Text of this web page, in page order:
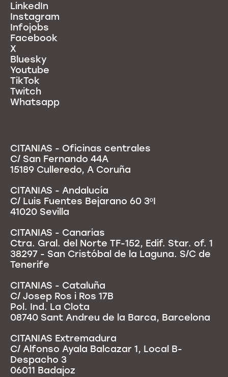
LinkedIn
Instagram
Infojobs
Facebook
X
Bluesky
Youtube
TikTok
Twitch
Whatsapp
CITANIAS - Oficinas centrales
C/ San Fernando 44A
15189 Culleredo, A Coruña
CITANIAS - Andalucía
C/ Luis Fuentes Bejarano 60 3ºI
41020 Sevilla
CITANIAS - Canarias
Ctra. Gral. del Norte TF-152, Edif. Star. of. 1
38297 - San Cristóbal de la Laguna. S/C de
Tenerife
CITANIAS - Cataluña
C/ Josep Ros i Ros 17B
Pol. Ind. La Clota
08740 Sant Andreu de la Barca, Barcelona
CITANIAS Extremadura
C/ Alfonso Ayala Balcazar 1, Local B-
Despacho 3
06011 Badajoz